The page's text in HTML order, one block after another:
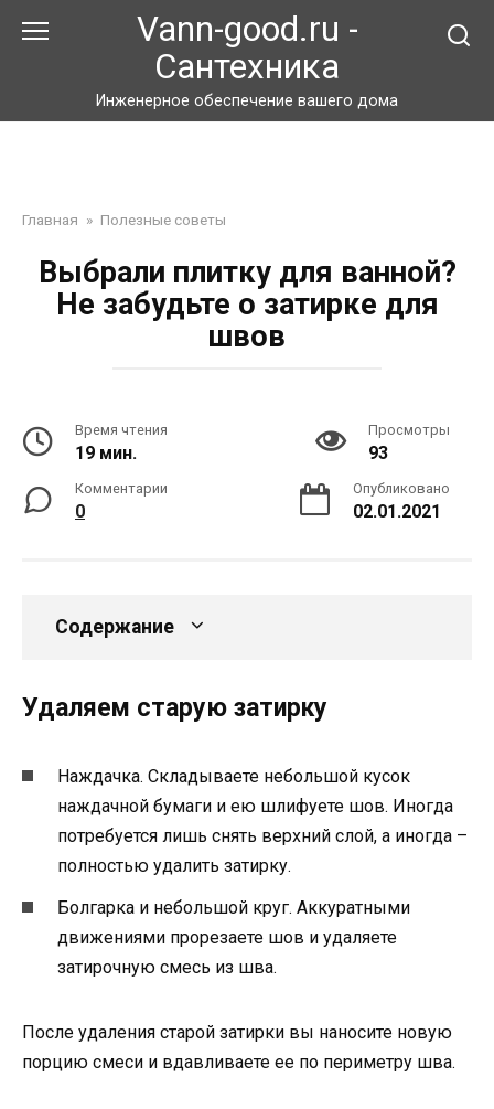
Vann-good.ru -
Сантехника
Инженерное обеспечение вашего дома
Главная » Полезные советы
Выбрали плитку для ванной?
Не забудьте о затирке для
швов
Время чтения
19 мин.
Просмотры
93
Комментарии
0
Опубликовано
02.01.2021
Содержание
Удаляем старую затирку
Наждачка. Складываете небольшой кусок
наждачной бумаги и ею шлифуете шов. Иногда
потребуется лишь снять верхний слой, а иногда –
полностью удалить затирку.
Болгарка и небольшой круг. Аккуратными
движениями прорезаете шов и удаляете
затирочную смесь из шва.
После удаления старой затирки вы наносите новую
порцию смеси и вдавливаете ее по периметру шва.